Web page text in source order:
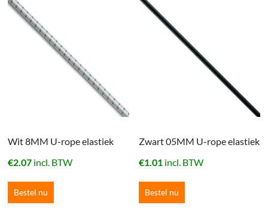
Wit 8MM U-rope elastiek
€2.07 incl. BTW
Bestel nu
Zwart 05MM U-rope elastiek
€1.01 incl. BTW
Bestel nu